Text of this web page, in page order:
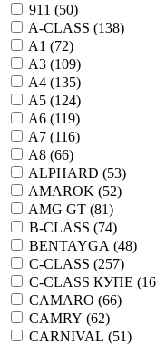
911 (50)
A-CLASS (138)
A1 (72)
A3 (109)
A4 (135)
A5 (124)
A6 (119)
A7 (116)
A8 (66)
ALPHARD (53)
AMAROK (52)
AMG GT (81)
B-CLASS (74)
BENTAYGA (48)
C-CLASS (257)
C-CLASS КУПЕ (
CAMARO (66)
CAMRY (62)
CARNIVAL (51)